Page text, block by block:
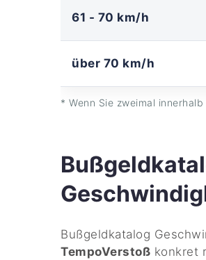
61 - 70 km/h
über 70 km/h
* Wenn Sie zweimal
Bußgeldkatalog
TempoVerstoß konkret